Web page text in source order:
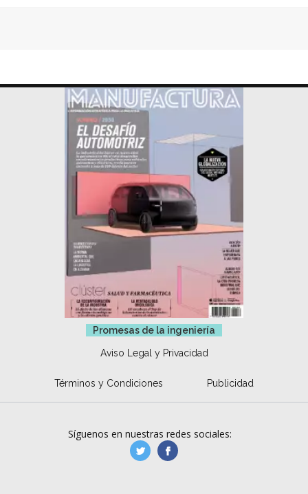
Promesas de la ingeniería
Aviso Legal y Privacidad
Términos y Condiciones Publicidad
Síguenos en nuestras redes sociales:
manufacturaGE